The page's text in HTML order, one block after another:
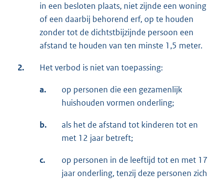
in een besloten plaats, niet zijnde een woning
of een daarbij behorend erf, op te houden
zonder tot de dichtstbijzijnde persoon een
afstand te houden van ten minste 1,5 meter.
2. Het verbod is niet van toepassing:
a.
op personen die een gezamenlijk
huishouden vormen onderling;
b.
als het de afstand tot kinderen tot en
met 12 jaar betreft;
c.
op personen in de leeftijd tot en met 17
jaar onderling, tenzij deze personen zich